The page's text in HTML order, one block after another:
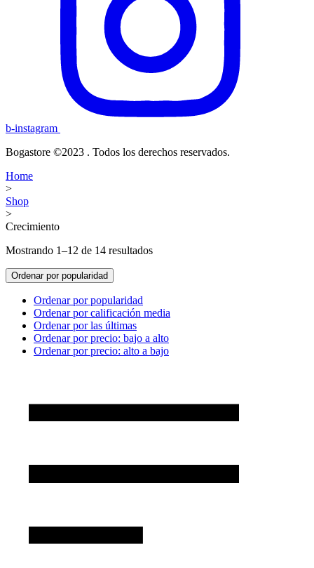
b-instagram
Bogastore ©2023 . Todos los derechos reservados.
Home
>
Shop
>
Crecimiento
Mostrando 1–12 de 14 resultados
Ordenar por popularidad
Ordenar por popularidad
Ordenar por calificación media
Ordenar por las últimas
Ordenar por precio: bajo a alto
Ordenar por precio: alto a bajo